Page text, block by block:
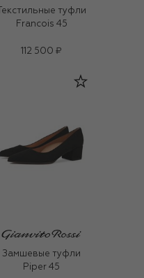
Текстильные туфли
Francois 45
112 500 ₽
Замшевые туфли
Piper 45